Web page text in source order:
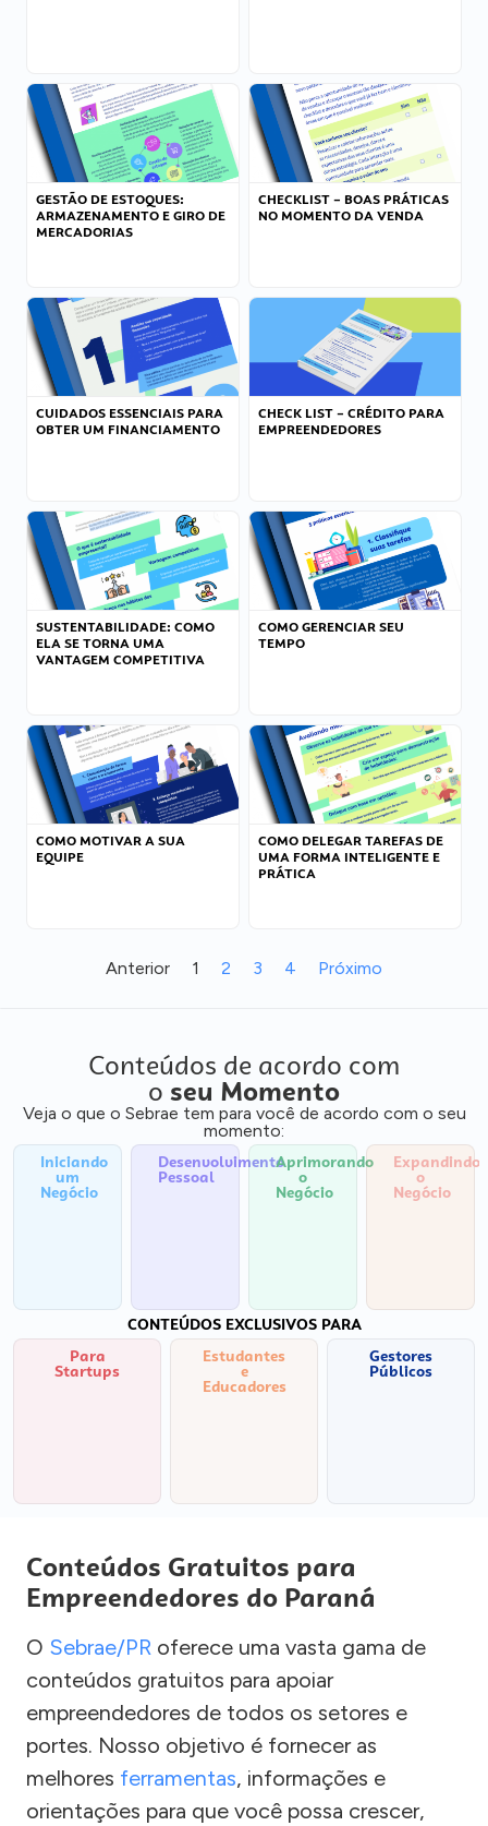
GESTÃO DE ESTOQUES:
ARMAZENAMENTO E GIRO DE
MERCADORIAS
CHECKLIST – BOAS PRÁTICAS
NO MOMENTO DA VENDA
CUIDADOS ESSENCIAIS PARA
OBTER UM FINANCIAMENTO
CHECK LIST – CRÉDITO PARA
EMPREENDEDORES
SUSTENTABILIDADE: COMO
ELA SE TORNA UMA
VANTAGEM COMPETITIVA
COMO GERENCIAR SEU
TEMPO
COMO MOTIVAR A SUA
EQUIPE
COMO DELEGAR TAREFAS DE
UMA FORMA INTELIGENTE E
PRÁTICA
Anterior 1 2 3 4 Próximo
Conteúdos de acordo com
o seu Momento
Veja o que o Sebrae tem para você de acordo com o seu
momento:
Iniciando
um
Negócio
Desenvolvimento
Pessoal
Aprimorando
o
Negócio
Expandindo
o
Negócio
CONTEÚDOS EXCLUSIVOS PARA
Para
Startups
Estudantes
e
Educadores
Gestores
Públicos
Conteúdos Gratuitos para
Empreendedores do Paraná
O Sebrae/PR oferece uma vasta gama de
conteúdos gratuitos para apoiar
empreendedores de todos os setores e
portes. Nosso objetivo é fornecer as
melhores ferramentas, informações e
orientações para que você possa crescer,